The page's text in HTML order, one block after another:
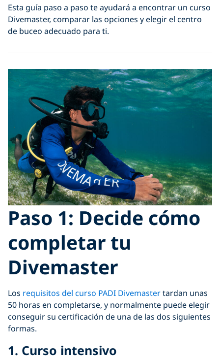
Esta guía paso a paso te ayudará a encontrar un curso
Divemaster, comparar las opciones y elegir el centro
de buceo adecuado para ti.
Paso 1: Decide cómo
completar tu
Divemaster
Los requisitos del curso PADI Divemastertardan unas
50 horas en completarse, y normalmente puede elegir
conseguir su certificación de una de las dos siguientes
formas.
1. Curso intensivo